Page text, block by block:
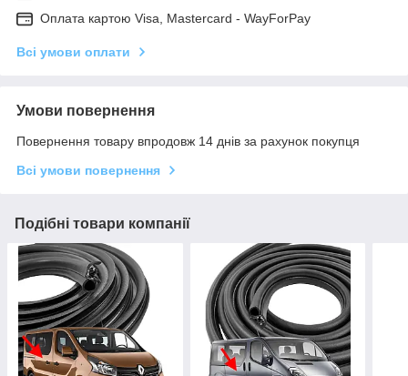
Оплата картою Visa, Mastercard - WayForPay
Всі умови оплати
Умови повернення
Повернення товару впродовж 14 днів за рахунок покупця
Всі умови повернення
Подібні товари компанії